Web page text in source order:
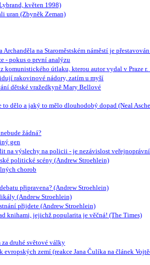
květen 1998)
uran (Zbyněk Zeman)
na Staroměstském náměstí je
- pokus o první analýzu
komunistického útlaku, kterou autor vydal v Praze r.
rakovinové nádory, zatím u myší
dětské vražedkyně Mary Bellové
to dělo a jaký to mělo dlouhodobý dopad (Neal
žádná?
gen
na výslechy na policii - je nezávislost
politické scény (Andrew Stroehlein)
chorob
připravena? (Andrew Stroehlein)
(Andrew Stroehlein)
přijdete (Andrew Stroehlein)
knihami, jejichž popularita je věčná! (The Times)
druhé světové války
zemí (reakce Jana Čulíka na článek